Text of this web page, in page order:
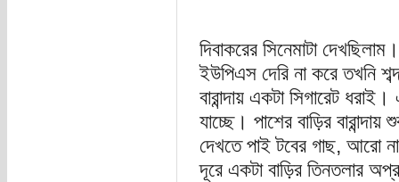
দিবাকরের সিনেমাটা
ইউপিএস দেরি না করে তখনি
বারান্দায় একটা সিগারেট
যাচ্ছে। পাশের বাড়ির
দেখতে পাই টবের গাছ, আরো
দূরে একটা বাড়ির তিনতলার